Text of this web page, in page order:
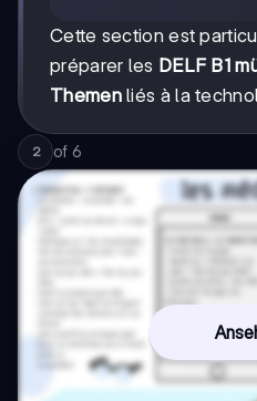
Cette section est
préparer les DELF B1
Themenliés à la
2 of 6